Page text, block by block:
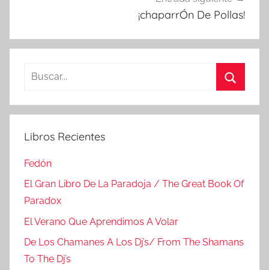
¡chaparrÓn De Pollas!
Buscar:
Libros Recientes
Fedón
El Gran Libro De La Paradoja / The Great Book Of
Paradox
El Verano Que Aprendimos A Volar
De Los Chamanes A Los Dj’s/ From The Shamans
To The Dj’s